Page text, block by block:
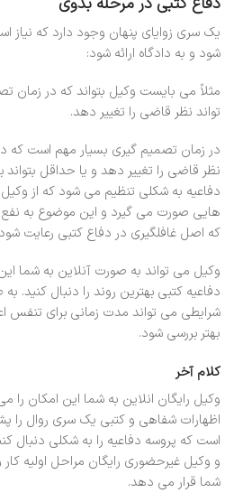
یک سری زوایای پنهان وجود دارد که
شود و به دادگاه ارائه شود:
مثلاً می بایست وکیل بتواند که در زمان
تواند نظر قاضی را تغییر دهد.
در زمان تصمیم گیری بسیار مهم است که
نظر قاضی را تغییر دهد و یا حداقل بتواند
دفاعیه به شکلی تنظیم می شود که از
هایی صورت می گیرد و این موضوع به
که اصل غافلگیری در دفاع کتبی رعایت
وکیل می تواند به صورت آنلاین به شما این
دفاعیه کتبی بهترین روند را دنبال کنید.
شرایطی می تواند مدت زمانی برای تنفس
بهتر بررسی شود.
کلام آخر
وکیل رایگان انلاین به شما این امکان را
اظهارات شفاهی و کتبی یک سری روال را
است که پروسه دفاعیه را به شکلی دنبال
و وکیل غیرحضوری رایگان مراحل اولیه کار
شما قرار می دهد.